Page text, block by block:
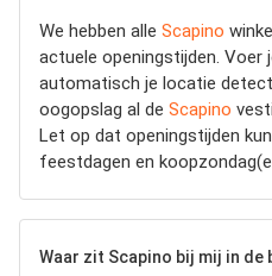
We hebben alle Scapino
actuele openingstijden. Voer
automatisch je locatie
oogopslag al de Scapino
Let op dat openingstijden
feestdagen en
Waar zit Scapino bij mij in de